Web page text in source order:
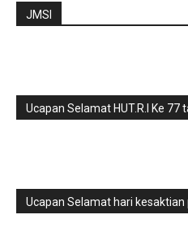
JMSI
Ucapan Selamat HUT.R.I Ke 77
Ucapan Selamat hari kesaktian